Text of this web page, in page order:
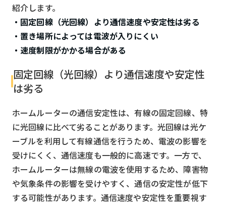
紹介します。
・固定回線（光回線）より通信速度や安定性は劣る
・置き場所によっては電波が入りにくい
・速度制限がかかる場合がある
固定回線（光回線）より通信速度や安定性
は劣る
ホームルーターの通信安定性は、有線の固定回線、特
に光回線に比べて劣ることがあります。光回線は光ケ
ーブルを利用して有線通信を行うため、電波の影響を
受けにくく、通信速度も一般的に高速です。一方で、
ホームルーターは無線の電波を使用するため、障害物
や気象条件の影響を受けやすく、通信の安定性が低下
する可能性があります。通信速度や安定性を重要視す